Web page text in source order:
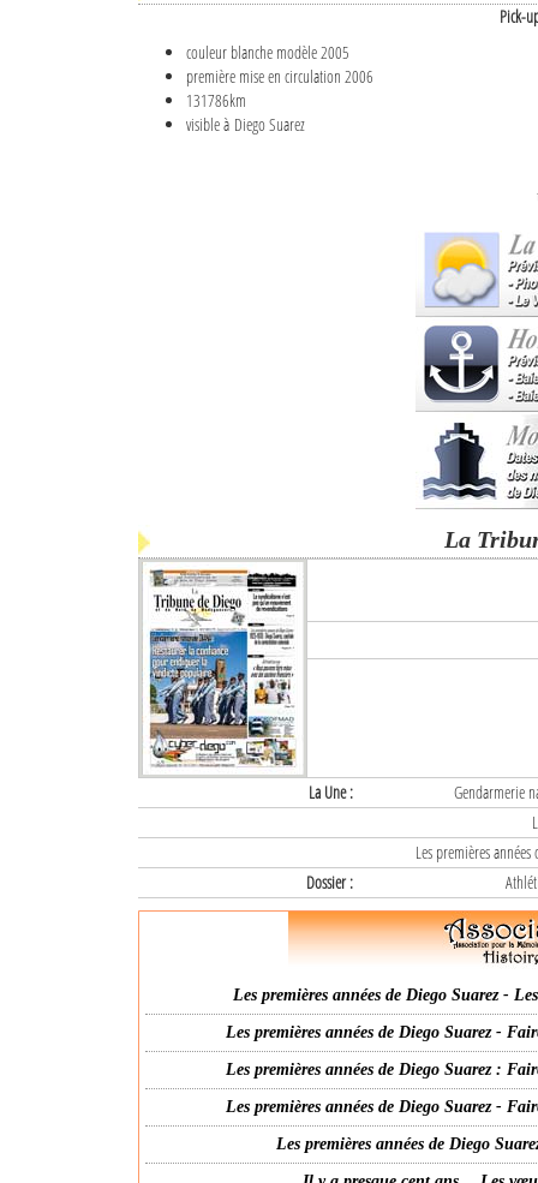
Pick-
couleur blanche modèle 2005
première mise en circulation 2006
131786km
visible à Diego Suarez
La
La Une :
Gendarmerie
Les premières
Dossier :
Les premières années de Diego Suarez -
Les premières années de Diego Suarez -
Les premières années de Diego Suarez :
Les premières années de Diego Suarez -
Les premières années de Diego